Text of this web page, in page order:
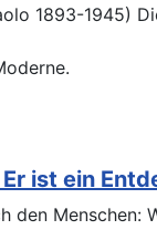
1893-1945)
ist ein
den Menschen: